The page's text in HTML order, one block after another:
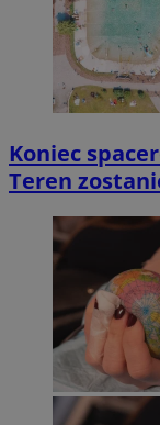
Koniec
Teren